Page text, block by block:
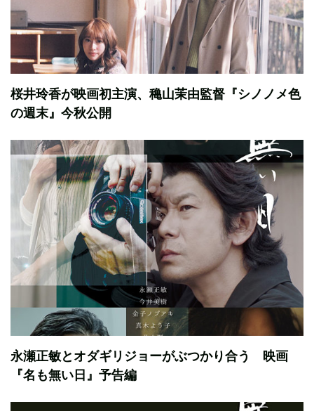
桜井玲香が映画初主演、穐山茉由監督『シノノメ色
の週末』今秋公開
永瀬正敏とオダギリジョーがぶつかり合う 映画
『名も無い日』予告編